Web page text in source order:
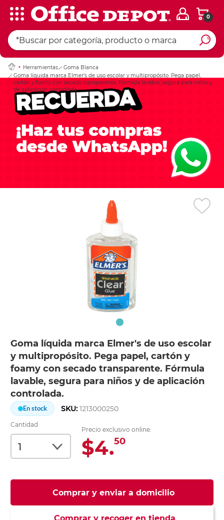
0
Herramientas
Goma Blanca
Goma líquida marca Elmer's de uso escolar y multipropósito. Pega papel,
cartón y foamy con secado transparente. Fórmula lavable, segura para niños y
de aplicación controlada.
Goma líquida marca Elmer's de uso escolar
y multipropósito. Pega papel, cartón y
foamy con secado transparente. Fórmula
lavable, segura para niños y de aplicación
controlada.
En stock SKU:1213000250
Cantidad
Precio exclusivo online:
$4.50
Comprar y enviar a domicilio
Ingresar Codigo